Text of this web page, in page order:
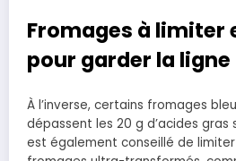
Fromages à limiter
pour garder la ligne
À l’inverse, certains fromages
dépassent les 20 g d’acides gras
est également conseillé de